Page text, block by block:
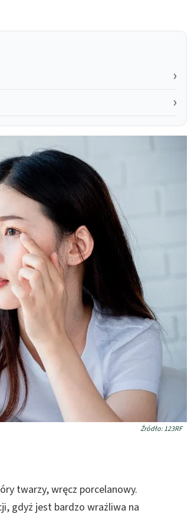
Źródło: 123RF
twarzy, wręcz porcelanowy.
gdyż jest bardzo wrażliwa na